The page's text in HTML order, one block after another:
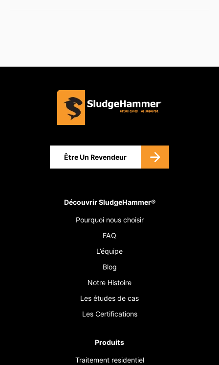
Être Un Revendeur
Découvrir SludgeHammer®
Pourquoi nous choisir
FAQ
L’équipe
Blog
Notre Histoire
Les études de cas
Les Certifications
Produits
Traitement residentiel